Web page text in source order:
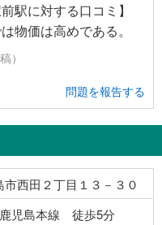
駅に対する口コミ】
物価は高めである。
）
問題を報告する
西田２丁目１３－３０
児島本線 徒歩5分